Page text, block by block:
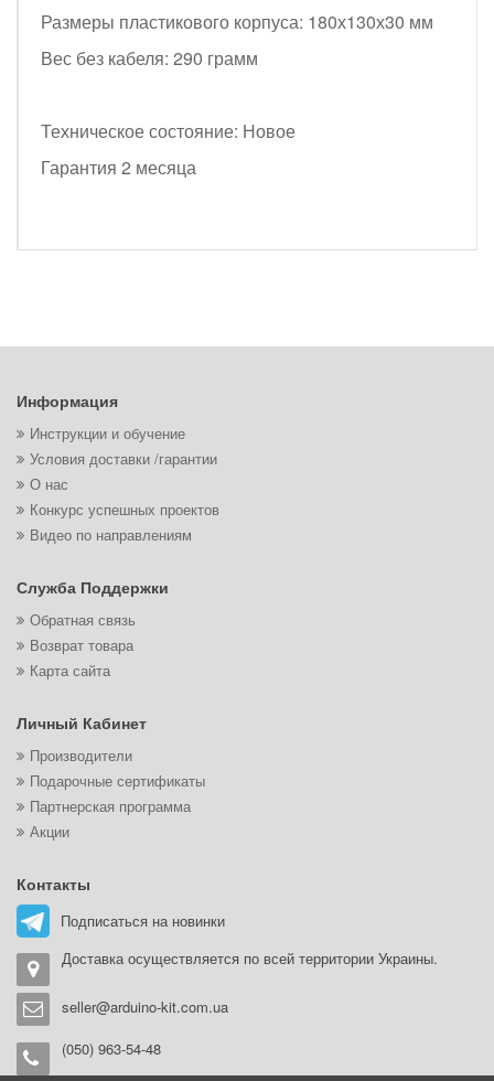
Размеры пластикового корпуса: 180х130х30 мм
Вес без кабеля: 290 грамм
Техническое состояние: Новое
Гарантия 2 месяца
Информация
Инструкции и обучение
Условия доставки /гарантии
О нас
Конкурс успешных проектов
Видео по направлениям
Служба Поддержки
Обратная связь
Возврат товара
Карта сайта
Личный Кабинет
Производители
Подарочные сертификаты
Партнерская программа
Акции
Контакты
Подписаться на новинки
Доставка осуществляется по всей территории Украины.
seller@arduino-kit.com.ua
(050) 963-54-48